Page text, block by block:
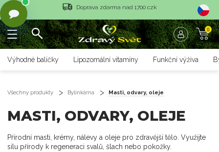
Vrácení objednávky do 14 dnů
Rychlé dodání <36 hodin
Rychlé dodání <36 hodin
0
Výhodné balíčky Lipozomální vitamíny Funkční výživa
Všechny produkty Bylinkárna Masti, odvary, oleje
MASTI, ODVARY, OLEJE
Přírodní masti, krémy, nálevy a oleje pro zdravější tělo. Využijte
sílu přírody k regeneraci svalů, šlach nebo pokožky.